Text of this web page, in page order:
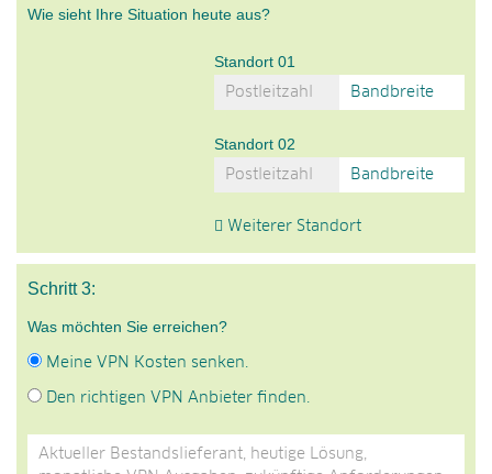
Wie sieht Ihre Situation heute aus?
Standort 01
Standort 02
Weiterer Standort
Schritt 3:
Was möchten Sie erreichen?
Meine VPN Kosten senken.
Den richtigen VPN Anbieter finden.